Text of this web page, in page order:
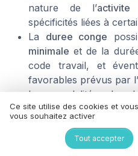
nature de l’activite
spécificités liées à
La duree conge
minimale et de la
code travail, et
favorables prévus par
Les modalités de
informations à
souhaitée,conge duree
demande et ledepart
Les critères de
Ce site utilise des cookies et
vous souhaitez activer
Tout accepter